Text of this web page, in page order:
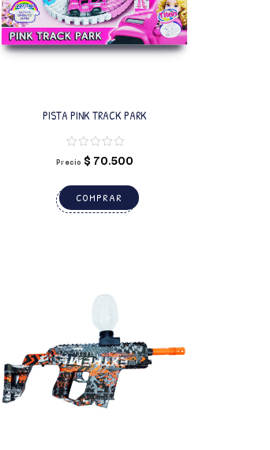
PISTA PINK TRACK PARK
Precio $ 70.500
COMPRAR